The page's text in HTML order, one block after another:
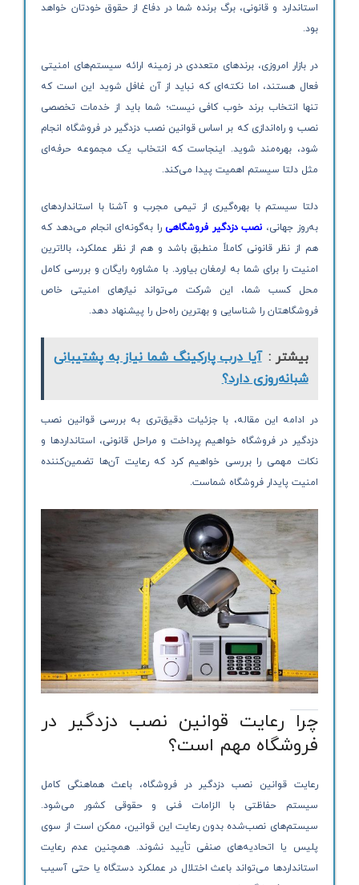
استاندارد و قانونی، برگ برنده شما در دفاع از حقوق خودتان خواهد
بود.
در بازار امروزی، برندهای متعددی در زمینه ارائه سیستم‌های امنیتی
فعال هستند، اما نکته‌ای که نباید از آن غافل شوید این است که
تنها انتخاب برند خوب کافی نیست؛ شما باید از خدمات تخصصی
نصب و راه‌اندازی که بر اساس قوانین نصب دزدگیر در فروشگاه انجام
شود، بهره‌مند شوید. اینجاست که انتخاب یک مجموعه حرفه‌ای
مثل دلتا سیستم اهمیت پیدا می‌کند.
دلتا سیستم با بهره‌گیری از تیمی مجرب و آشنا با استانداردهای
به‌روز جهانی، نصب دزدگیر فروشگاهی را به‌گونه‌ای انجام می‌دهد که
هم از نظر قانونی کاملاً منطبق باشد و هم از نظر عملکرد، بالاترین
امنیت را برای شما به ارمغان بیاورد. با مشاوره رایگان و بررسی کامل
محل کسب شما، این شرکت می‌تواند نیازهای امنیتی خاص
فروشگاهتان را شناسایی و بهترین راه‌حل را پیشنهاد دهد.
بیشتر : آیا درب پارکینگ شما نیاز به پشتیبانی
شبانه‌روزی دارد؟
در ادامه این مقاله، با جزئیات دقیق‌تری به بررسی قوانین نصب
دزدگیر در فروشگاه خواهیم پرداخت و مراحل قانونی، استانداردها و
نکات مهمی را بررسی خواهیم کرد که رعایت آن‌ها تضمین‌کننده
امنیت پایدار فروشگاه شماست.
چرا رعایت قوانین نصب دزدگیر در
فروشگاه مهم است؟
رعایت قوانین نصب دزدگیر در فروشگاه، باعث هماهنگی کامل
سیستم حفاظتی با الزامات فنی و حقوقی کشور می‌شود.
سیستم‌های نصب‌شده بدون رعایت این قوانین، ممکن است از سوی
پلیس یا اتحادیه‌های صنفی تأیید نشوند. همچنین عدم رعایت
استانداردها می‌تواند باعث اختلال در عملکرد دستگاه یا حتی آسیب